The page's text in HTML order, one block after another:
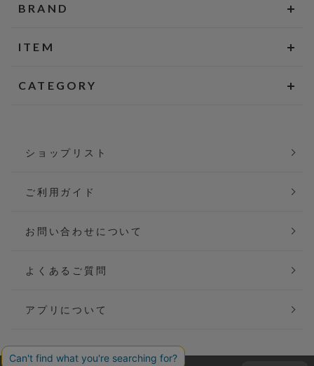
BRAND
ITEM
CATEGORY
ショップリスト
ご利用ガイド
お問い合わせについて
よくあるご質問
アプリについて